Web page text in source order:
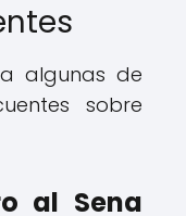
algunas de
sobre
al Sena